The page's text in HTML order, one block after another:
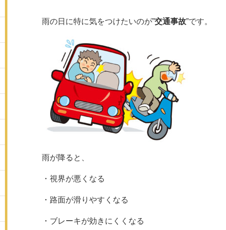
雨の日に特に気をつけたいのが”交通事故”です。
雨が降ると、
・視界が悪くなる
・路面が滑りやすくなる
・ブレーキが効きにくくなる